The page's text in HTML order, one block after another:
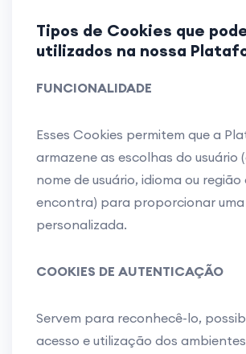
Tipos de Cookies que
utilizados na nossa
FUNCIONALIDADE
Esses Cookies permitem que a
armazene as escolhas do usuário
nome de usuário, idioma ou região
encontra) para proporcionar uma
personalizada.
COOKIES DE AUTENTICAÇÃO
Servem para reconhecê-lo,
acesso e utilização dos